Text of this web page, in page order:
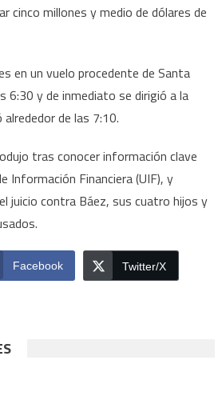
cinco millones y medio de dólares de
en un vuelo procedente de Santa
6:30 y de inmediato se dirigió a la
de las 7:10.
tras conocer información clave
Información Financiera (UIF), y
juicio contra Báez, sus cuatro hijos y
Facebook Twitter/X